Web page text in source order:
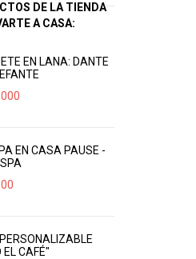
DE LA TIENDA
A CASA:
EN LANA: DANTE
EN CASA PAUSE -
EL CAFÉ"